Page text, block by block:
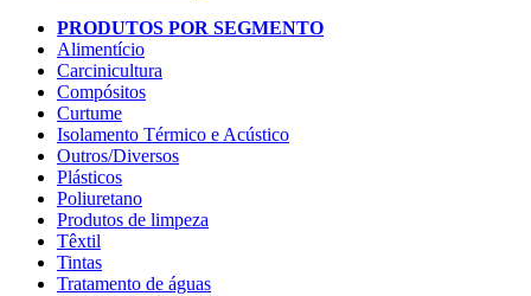
PRODUTOS POR SEGMENTO
Alimentício
Carcinicultura
Compósitos
Curtume
Isolamento Térmico e Acústico
Outros/Diversos
Plásticos
Poliuretano
Produtos de limpeza
Têxtil
Tintas
Tratamento de águas